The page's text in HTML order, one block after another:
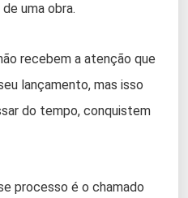
uma obra.
recebem a atenção que
lançamento, mas isso
do tempo, conquistem
processo é o chamado